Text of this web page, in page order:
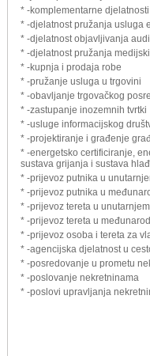
* -komplementarne
* -djelatnost pružanja usluga
* -djelatnost objavljivanja
* -djelatnost pružanja
* -kupnja i prodaja robe
* -pružanje usluga u trgovini
* -obavljanje trgovačkog
* -zastupanje inozemnih tvrtki
* -usluge informacijskog
* -projektiranje i građenje
* -energetsko certificiranje,
sustava grijanja i sustava
* -prijevoz putnika u
* -prijevoz putnika u
* -prijevoz tereta u
* -prijevoz tereta u
* -prijevoz osoba i tereta za
* -agencijska djelatnost u
* -posredovanje u prometu
* -poslovanje nekretninama
* -poslovi upravljanja